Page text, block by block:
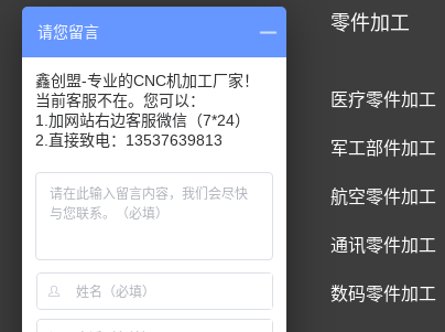
CNC加工
CNC铝合金加工
CNC钛合金加工
CNC精密件加工
CNC五金件加工
零件加工
医疗零件加工
军工部件加工
航空零件加工
通讯零件加工
数码零件加工
请您留言
鑫创盟-专业的CNC机加工厂家！
当前客服不在。您可以：
1.加网站右边客服微信（7*24）
2.直接致电：13537639813